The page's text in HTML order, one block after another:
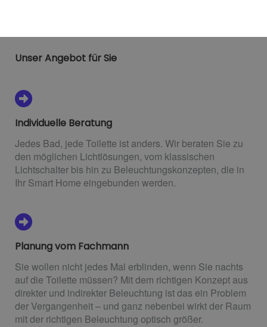
Unser Angebot für Sie
Individuelle Beratung
Jedes Bad, jede Toilette ist anders. Wir beraten Sie zu
den möglichen Lichtlösungen, vom klassischen
Lichtschalter bis hin zu Beleuchtungskonzepten, die in
Ihr Smart Home eingebunden werden.
Planung vom Fachmann
Sie wollen nicht jedes Mal erblinden, wenn Sie nachts
auf die Toilette müssen? Mit dem richtigen Konzept aus
direkter und indirekter Beleuchtung ist das ein Problem
der Vergangenheit – und ganz nebenbei wirkt der Raum
mit der richtigen Beleuchtung optisch größer.